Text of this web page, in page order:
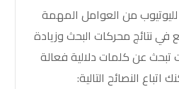
لليوتيوب من العوامل المهمة
نتائج محركات البحث وزيادة
تبحث عن كلمات دلالية فعالة
النصائح التالية: